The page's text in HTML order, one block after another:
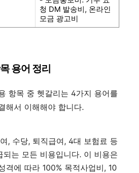
청 DM 발송비, 온라인
모금 광고비
용어 정리
항목 중 헷갈리는 4가지 용어를
해서 이해해야 합니다.
, 수당, 퇴직급여, 4대 보험료 등
되는 모든 비용입니다. 이 비용은
격에 따라 100% 목적사업비, 10